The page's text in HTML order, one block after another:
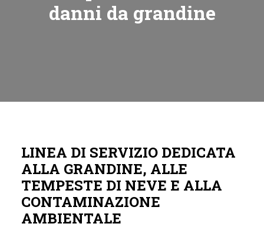
danni da grandine
LINEA DI SERVIZIO DEDICATA
ALLA GRANDINE, ALLE
TEMPESTE DI NEVE E ALLA
CONTAMINAZIONE
AMBIENTALE